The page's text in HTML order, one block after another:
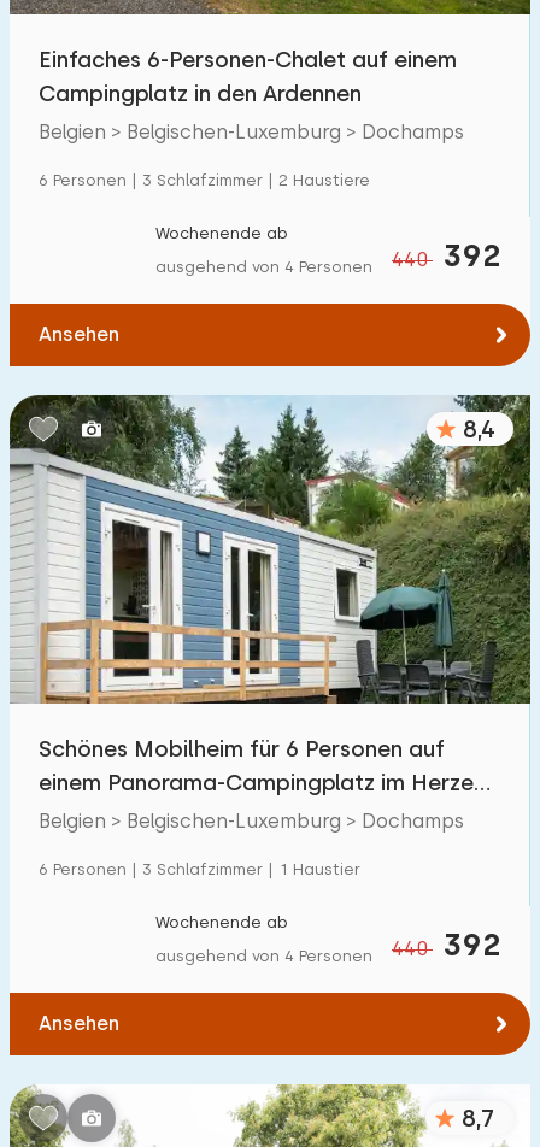
Ferienbauernhof
Villa
Ferienwohnung
Kindermöbel
Eingezäunter Garten
Spielgeräte im Garten 2
Hallenbad 12
Freibad 14
Kinderanimation 11
Kindereinrichtungen im Park 14
Zugänglichkeit
Eingeschränkte Mobilität
Einfaches 6-Personen-Chalet auf einem
Campingplatz in den Ardennen
Belgien > Belgischen-Luxemburg > Dochamps
6 Personen | 3 Schlafzimmer | 2 Haustiere
440 392
Wochenende ab
ausgehend von 4 Personen
Ansehen
8,4
Schönes Mobilheim für 6 Personen auf
einem Panorama-Campingplatz im Herzen
der Ardennen
Belgien > Belgischen-Luxemburg > Dochamps
6 Personen | 3 Schlafzimmer | 1 Haustier
440 392
Wochenende ab
ausgehend von 4 Personen
Ansehen
8,7